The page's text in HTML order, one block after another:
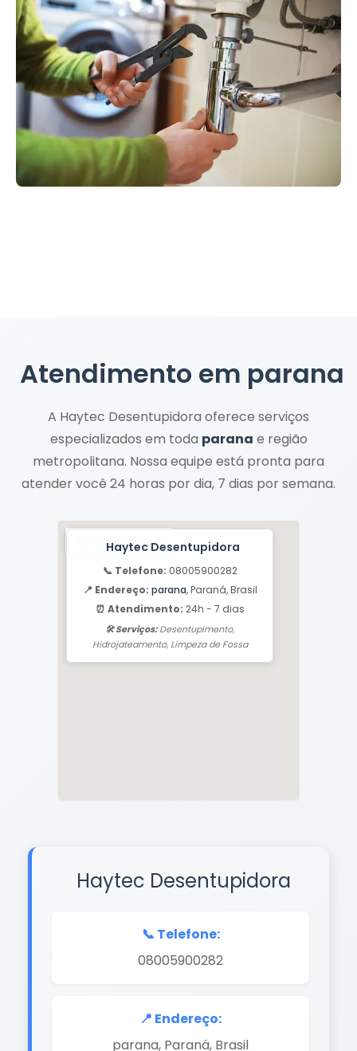
Atendimento em parana
A Haytec Desentupidora oferece serviços
especializados em toda parana e região
metropolitana. Nossa equipe está pronta para
atender você 24 horas por dia, 7 dias por semana.
Haytec Desentupidora
📞 Telefone: 08005900282
📍 Endereço: parana, Paraná, Brasil
⏰ Atendimento: 24h - 7 dias
🛠️ Serviços:Desentupimento,
Hidrojateamento, Limpeza de Fossa
Haytec Desentupidora
📞 Telefone:
08005900282
📍 Endereço:
parana, Paraná, Brasil